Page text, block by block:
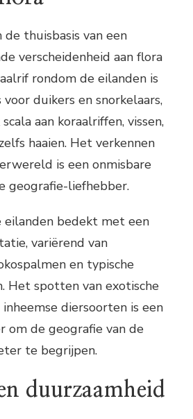
de thuisbasis van een
verscheidenheid aan flora
rondom de eilanden is
duikers en snorkelaars,
aan koraalriffen, vissen,
haaien. Het verkennen
is een onmisbare
geografie-liefhebber.
eilanden bedekt met een
variërend van
en typische
Het spotten van exotische
diersoorten is een
om de geografie van de
te begrijpen.
duurzaamheid